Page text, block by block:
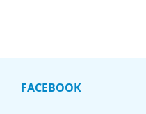
FACEBOOK